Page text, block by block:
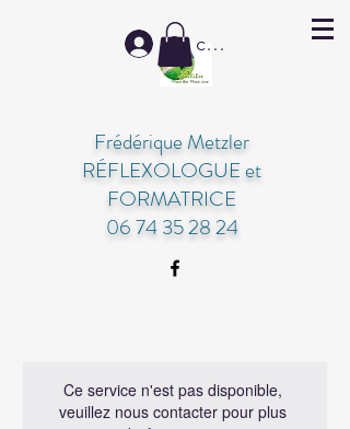
Frédérique Metzler
RÉFLEXOLOGUE et
FORMATRICE
06 74 35 28 24
Se connecter
Ce service n'est pas disponible,
veuillez nous contacter pour plus